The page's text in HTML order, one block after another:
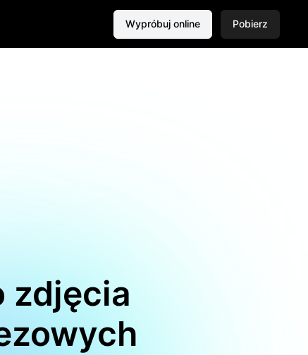
Wypróbuj online Pobierz
zdjęcia